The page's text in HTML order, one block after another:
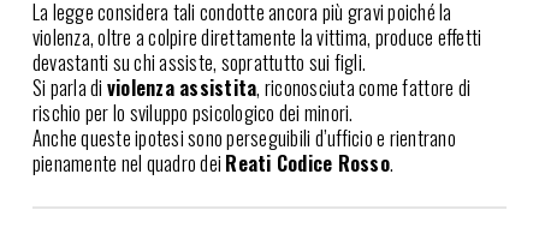
La legge considera tali condotte ancora più gravi poiché la
violenza, oltre a colpire direttamente la vittima, produce effetti
devastanti su chi assiste, soprattutto sui figli.
Si parla di violenza assistita, riconosciuta come fattore di
rischio per lo sviluppo psicologico dei minori.
Anche queste ipotesi sono perseguibili d’ufficio e rientrano
pienamente nel quadro dei Reati Codice Rosso.